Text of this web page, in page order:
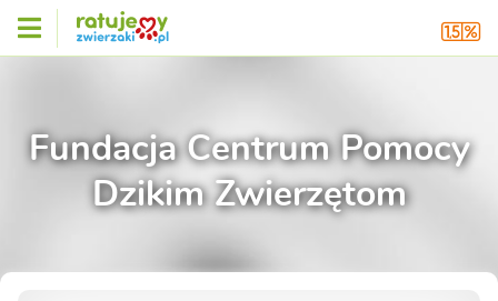
Fundacja Centrum Pomocy
Dzikim Zwierzętom